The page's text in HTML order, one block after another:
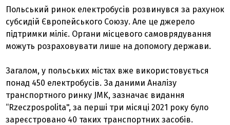
Польський ринок електробусів розвинувся за рахунок
субсидій Європейського Союзу. Але це джерело
підтримки міліє. Органи місцевого самоврядування
можуть розраховувати лише на допомогу держави.
Загалом, у польських містах вже використовується
понад 450 електробусів. За даними Аналізу
транспортного ринку JMK, зазначає видання
“Rzeczpospolita", за перші три місяці 2021 року було
зареєстровано 40 таких транспортних засобів.